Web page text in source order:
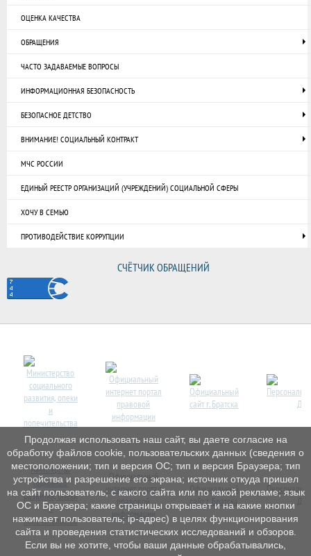
ОЦЕНКА КАЧЕСТВА
ОБРАЩЕНИЯ
ЧАСТО ЗАДАВАЕМЫЕ ВОПРОСЫ
ИНФОРМАЦИОННАЯ БЕЗОПАСНОСТЬ
БЕЗОПАСНОЕ ДЕТСТВО
ВНИМАНИЕ! СОЦИАЛЬНЫЙ КОНТРАКТ
МЧС РОССИИ
ЕДИНЫЙ РЕЕСТР ОРГАНИЗАЦИЙ (УЧРЕЖДЕНИЙ) СОЦИАЛЬНОЙ СФЕРЫ
ХОЧУ В СЕМЬЮ
ПРОТИВОДЕЙСТВИЕ КОРРУПЦИИ
СЧЁТЧИК ОБРАЩЕНИЙ
Министерство
социального
развития, опеки
и
попечительства
Официальный
интернет портал
правовой
информации
Официальный
сайт г. Братска
Продолжая использовать наш сайт, вы даете согласие на
обработку файлов cookie, пользовательских данных (сведения о
местоположении; тип и версия ОС; тип и версия Браузера; тип
устройства и разрешение его экрана; источник откуда пришел
на сайт пользователь; с какого сайта или по какой рекламе; язык
ОС и Браузера; какие страницы открывает и на какие кнопки
нажимает пользователь; ip-адрес) в целях функционирования
сайта и проведения статистических исследований и обзоров.
Если вы не хотите, чтобы ваши данные обрабатывались,